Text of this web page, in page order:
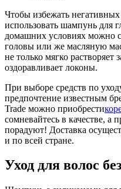
Чтобы избежать
использовать шампунь для
домашних условиях можно
головы или же масляную
не только мягко растворяет
оздоравливает локоны.
При выборе средств по
предпочтение известным
Trade можно приобрести
сомневайтесь в качестве, а
порадуют! Доставка
и по всей стране.
Уход для волос